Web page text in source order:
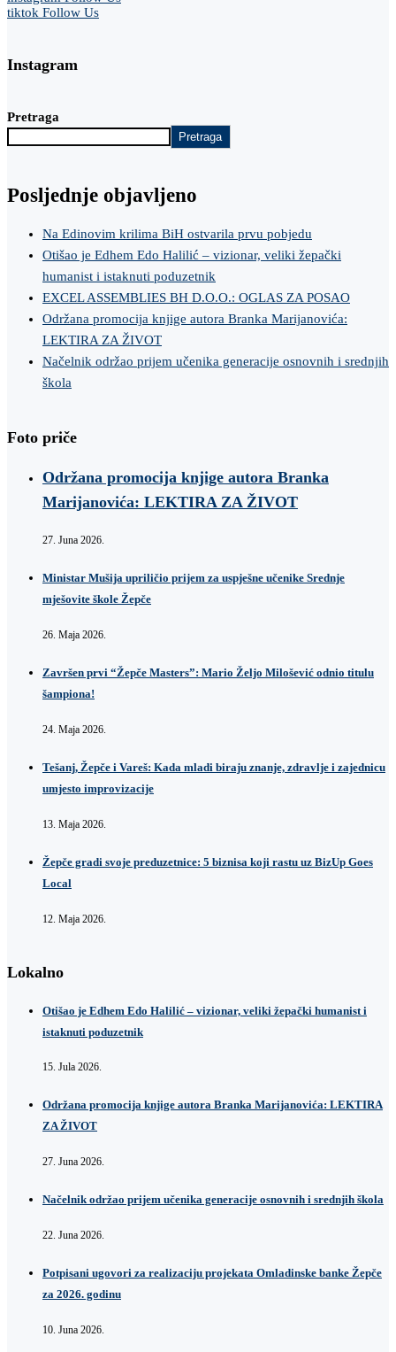
tiktok Follow Us
Instagram
Pretraga
Pretraga
Posljednje objavljeno
Na Edinovim krilima BiH ostvarila prvu pobjedu
Otišao je Edhem Edo Halilić – vizionar, veliki žepački
humanist i istaknuti poduzetnik
EXCEL ASSEMBLIES BH D.O.O.: OGLAS ZA POSAO
Održana promocija knjige autora Branka Marijanovića:
LEKTIRA ZA ŽIVOT
Načelnik održao prijem učenika generacije osnovnih i srednjih
škola
Foto priče
Održana promocija knjige autora Branka
Marijanovića: LEKTIRA ZA ŽIVOT
27. Juna 2026.
Ministar Mušija upriličio prijem za uspješne učenike Srednje
mješovite škole Žepče
26. Maja 2026.
Završen prvi “Žepče Masters”: Mario Željo Milošević odnio titulu
šampiona!
24. Maja 2026.
Tešanj, Žepče i Vareš: Kada mladi biraju znanje, zdravlje i zajednicu
umjesto improvizacije
13. Maja 2026.
Žepče gradi svoje preduzetnice: 5 biznisa koji rastu uz BizUp Goes
Local
12. Maja 2026.
Lokalno
Otišao je Edhem Edo Halilić – vizionar, veliki žepački humanist i
istaknuti poduzetnik
15. Jula 2026.
Održana promocija knjige autora Branka Marijanovića: LEKTIRA
ZA ŽIVOT
27. Juna 2026.
Načelnik održao prijem učenika generacije osnovnih i srednjih škola
22. Juna 2026.
Potpisani ugovori za realizaciju projekata Omladinske banke Žepče
za 2026. godinu
10. Juna 2026.